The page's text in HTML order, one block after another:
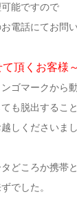
能ですので
電話にてお問
頂くお客様～
ゴマークから
も脱出するこ
しくださいまし
どころか携帯
でした。